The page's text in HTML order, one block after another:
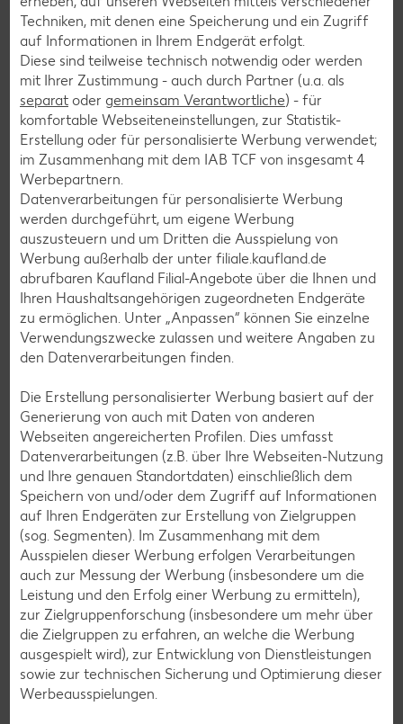
Torten-Rezepte
Eis-Rezepte
Pfannkuchen-Rezepte
Plätzchen-Rezepte
Smoothie-Rezepte
Bowle-Rezepte
Cocktail-Rezepte
Avocado-Rezepte
Erdbeer-Rezepte
Blaubeer-Rezepte
Bananen-Rezepte
Zurück zu allen Rezepten
Techniken, mit denen eine Speicherung und ein Zugriff
auf Informationen in Ihrem Endgerät erfolgt.
Diese sind teilweise technisch notwendig oder werden
mit Ihrer Zustimmung - auch durch Partner (u.a. als
separat oder gemeinsam Verantwortliche) - für
komfortable Webseiteneinstellungen, zur Statistik-
Erstellung oder für personalisierte Werbung verwendet;
im Zusammenhang mit dem IAB TCF von insgesamt 4
Werbepartnern.
Datenverarbeitungen für personalisierte Werbung
werden durchgeführt, um eigene Werbung
auszusteuern und um Dritten die Ausspielung von
Werbung außerhalb der unter filiale.kaufland.de
abrufbaren Kaufland Filial-Angebote über die Ihnen und
Ihren Haushaltsangehörigen zugeordneten Endgeräte
zu ermöglichen. Unter „Anpassen“ können Sie einzelne
Verwendungszwecke zulassen und weitere Angaben zu
den Datenverarbeitungen finden.
Die Erstellung personalisierter Werbung basiert auf der
Generierung von auch mit Daten von anderen
Webseiten angereicherten Profilen. Dies umfasst
Datenverarbeitungen (z.B. über Ihre Webseiten-Nutzung
und Ihre genauen Standortdaten) einschließlich dem
Speichern von und/oder dem Zugriff auf Informationen
auf Ihren Endgeräten zur Erstellung von Zielgruppen
(sog. Segmenten). Im Zusammenhang mit dem
Ausspielen dieser Werbung erfolgen Verarbeitungen
auch zur Messung der Werbung (insbesondere um die
Leistung und den Erfolg einer Werbung zu ermitteln),
zur Zielgruppenforschung (insbesondere um mehr über
die Zielgruppen zu erfahren, an welche die Werbung
ausgespielt wird), zur Entwicklung von Dienstleistungen
sowie zur technischen Sicherung und Optimierung dieser
Werbeausspielungen.